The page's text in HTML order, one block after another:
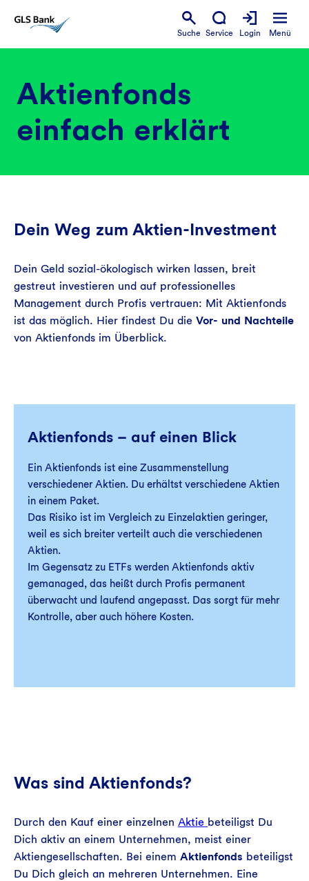
Suche Service Login Menü
Aktienfonds
einfach erklärt
Dein Weg zum Aktien-Investment
Dein Geld sozial-ökologisch wirken lassen, breit
gestreut investieren und auf professionelles
Management durch Profis vertrauen: Mit Aktienfonds
ist das möglich. Hier findest Du die Vor- und Nachteile
von Aktienfonds im Überblick.
Aktienfonds – auf einen Blick
Ein Aktienfonds ist eine Zusammenstellung
verschiedener Aktien. Du erhältst verschiedene Aktien
in einem Paket.
Das Risiko ist im Vergleich zu Einzelaktien geringer,
weil es sich breiter verteilt auch die verschiedenen
Aktien.
Im Gegensatz zu ETFs werden Aktienfonds aktiv
gemanaged, das heißt durch Profis permanent
überwacht und laufend angepasst. Das sorgt für mehr
Kontrolle, aber auch höhere Kosten.
Was sind Aktienfonds?
Durch den Kauf einer einzelnen Aktie beteiligst Du
Dich aktiv an einem Unternehmen, meist einer
Aktiengesellschaften. Bei einem Aktienfonds beteiligst
Du Dich gleich an mehreren Unternehmen. Eine